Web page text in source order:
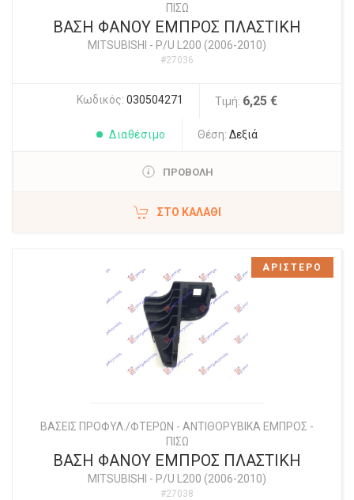
ΠΙΣΩ
ΒΑΣΗ ΦΑΝΟΥ ΕΜΠΡΟΣ ΠΛΑΣΤΙΚΗ
MITSUBISHI - P/U L200 (2006-2010)
#27036
Κωδικός: 030504271 Τιμή: 6,25 €
Διαθέσιμο Θέση: Δεξιά
ΠΡΟΒΟΛΗ
ΣΤΟ ΚΑΛΆΘΙ
ΒΑΣΕΙΣ ΠΡΟΦΥΛ./ΦΤΕΡΩΝ - ΑΝΤΙΘΟΡΥΒΙΚΑ ΕΜΠΡΟΣ -
ΠΙΣΩ
ΒΑΣΗ ΦΑΝΟΥ ΕΜΠΡΟΣ ΠΛΑΣΤΙΚΗ
MITSUBISHI - P/U L200 (2006-2010)
#27038
ΑΡΙΣΤΕΡΟ